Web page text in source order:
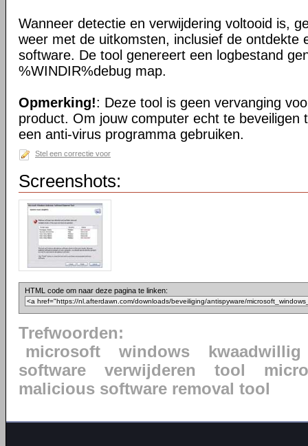
Wanneer detectie en verwijdering voltooid is,
weer met de uitkomsten, inclusief de ontdekte
software. De tool genereert een logbestand
%WINDIR%debug map.
Opmerking!: Deze tool is geen vervanging
product. Om jouw computer echt te beveiligen
een anti-virus programma gebruiken.
Stel een correctie voor
Screenshots:
HTML code om naar deze pagina te linken:
Trefwoorden:
microsoft
windows
kwaadwillig
software
verwijderen tool
malicious software removal tool